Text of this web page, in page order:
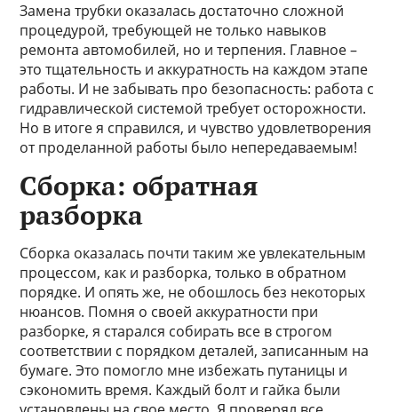
Замена трубки оказалась достаточно сложной
процедурой, требующей не только навыков
ремонта автомобилей, но и терпения. Главное –
это тщательность и аккуратность на каждом этапе
работы. И не забывать про безопасность: работа с
гидравлической системой требует осторожности.
Но в итоге я справился, и чувство удовлетворения
от проделанной работы было непередаваемым!
Сборка: обратная
разборка
Сборка оказалась почти таким же увлекательным
процессом, как и разборка, только в обратном
порядке. И опять же, не обошлось без некоторых
нюансов. Помня о своей аккуратности при
разборке, я старался собирать все в строгом
соответствии с порядком деталей, записанным на
бумаге. Это помогло мне избежать путаницы и
сэкономить время. Каждый болт и гайка были